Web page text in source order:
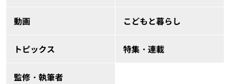
動画 こどもと暮らし
トピックス 特集・連載
監修・執筆者